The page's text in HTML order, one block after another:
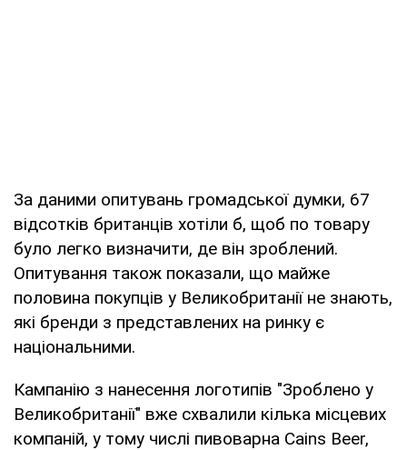
За даними опитувань громадської думки, 67
відсотків британців хотіли б, щоб по товару
було легко визначити, де він зроблений.
Опитування також показали, що майже
половина покупців у Великобританії не знають,
які бренди з представлених на ринку є
національними.
Кампанію з нанесення логотипів "Зроблено у
Великобританії" вже схвалили кілька місцевих
компаній, у тому числі пивоварна Cains Beer,